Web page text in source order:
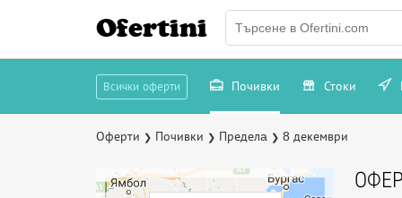
Ofertini
Всички оферти Почивки Стоки
Оферти ❯ Почивки ❯ Пределa ❯ 8 декември